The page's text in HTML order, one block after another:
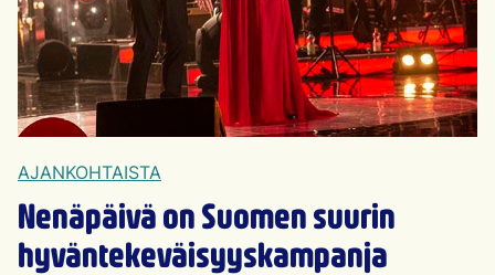
AJANKOHTAISTA
Nenäpäivä on Suomen suurin
hyväntekeväisyys­kampanja